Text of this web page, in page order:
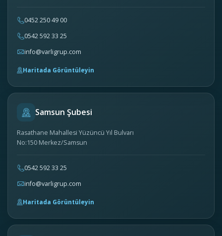
0452 250 49 00
0542 592 33 25
info@varligrup.com
Haritada Görüntüleyin
Samsun Şubesi
Rasathane Mahallesi Yüzüncü Yıl Bulvarı
No:150 Merkez/Samsun
0542 592 33 25
info@varligrup.com
Haritada Görüntüleyin